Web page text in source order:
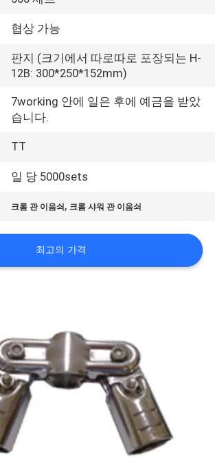
협상 가능
판지 (크기에서 따로따로 포장되는 H-
12B: 300*250*152mm)
7working 안에 일은 후에 예금을 받았
습니다.
TT
일 당 5000sets
크롬 관 이음쇠 , 크롬 샤워 관 이음쇠
최고의 가격